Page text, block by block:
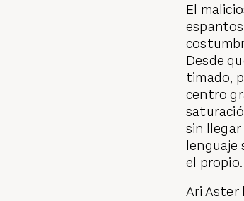
El
Desde
timado,
centro
sin
lenguaje
el propio.
Ari Aster